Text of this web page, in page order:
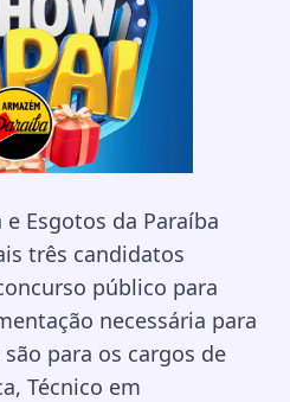
Esgotos da Paraíba
três candidatos
público para
necessária para
para os cargos de
Técnico em